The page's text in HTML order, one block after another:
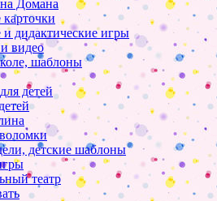
Домана
дидактические игры
видео
шаблоны
детей
детские шаблоны
театр